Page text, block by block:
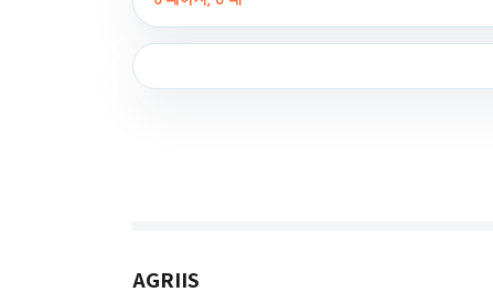
AGRIIS